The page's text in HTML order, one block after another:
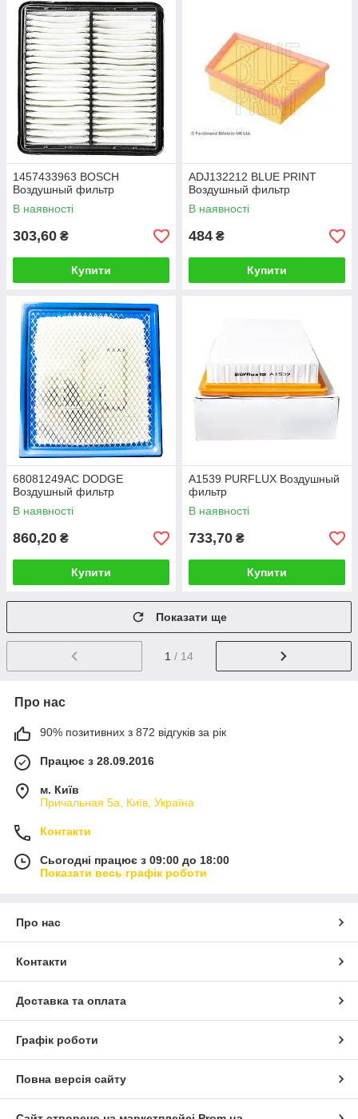
1457433963 BOSCH
Воздушный фильтр
В наявності
303,60 ₴
Купити
ADJ132212 BLUE PRINT
Воздушный фильтр
В наявності
484 ₴
Купити
68081249AC DODGE
Воздушный фильтр
В наявності
860,20 ₴
Купити
A1539 PURFLUX Воздушный
фильтр
В наявності
733,70 ₴
Купити
Показати ще
1 / 14
Про нас
90% позитивних з 872 відгуків за рік
Працює з 28.09.2016
м. Київ
Причальная 5а, Київ, Україна
Контакти
Сьогодні працює з 09:00 до 18:00
Показати весь графік роботи
Про нас
Контакти
Доставка та оплата
Графік роботи
Повна версія сайту